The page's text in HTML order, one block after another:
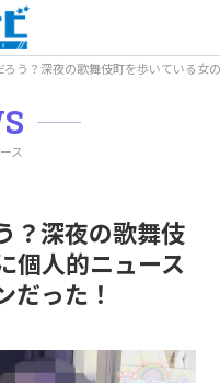
ろう？深夜の歌舞伎町を歩いている女
ス
？深夜の歌舞伎
個人的ニュース
だった！